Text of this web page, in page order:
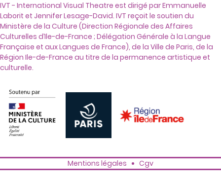
IVT - International Visual Theatre est dirigé par Emmanuelle
Laborit et Jennifer Lesage-David. IVT reçoit le soutien du
Ministère de la Culture (Direction Régionale des Affaires
Culturelles d’Ile-de-France ; Délégation Générale à la Langue
Française et aux Langues de France), de la Ville de Paris, de la
Région Ile-de-France au titre de la permanence artistique et
culturelle.
Mentions légales Cgv